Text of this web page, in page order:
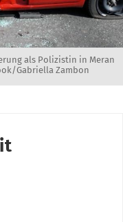
als Polizistin in Meran
Gabriella Zambon